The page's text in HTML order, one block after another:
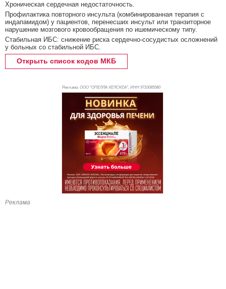
Хроническая сердечная недостаточность.
Профилактика повторного инсульта (комбинированная терапия с
индапамидом) у пациентов, перенесших инсульт или транзиторное
нарушение мозгового кровообращения по ишемическому типу.
Стабильная ИБС: снижение риска сердечно-сосудистых осложнений
у больных со стабильной ИБС.
Открыть список кодов МКБ
Реклама. ООО "ОПЕЛЛА ХЕЛСКЕА", ИНН 9710085580
Реклама